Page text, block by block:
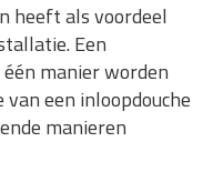
heeft als voordeel
Een
manier worden
een inloopdouche
manieren